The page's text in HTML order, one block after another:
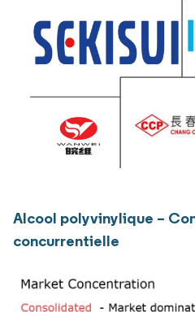
Alcool polyvinylique –
concurrentielle